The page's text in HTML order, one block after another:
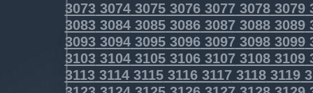
3073307430753076307730783079
3083308430853086308730883089
3093309430953096309730983099
3103310431053106310731083109
3113311431153116311731183119